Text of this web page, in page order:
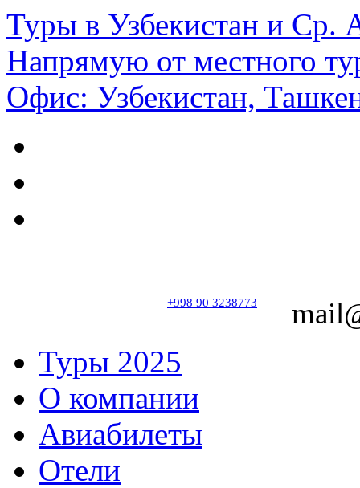
Туры в Узбекистан и Ср.
Напрямую от местного
Офис: Узбекистан,
+998 90 3238773
Туры 2025
О компании
Авиабилеты
Отели